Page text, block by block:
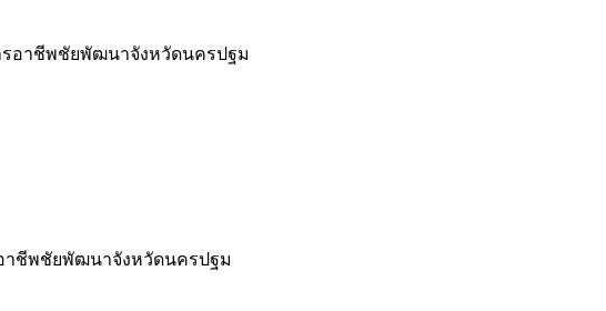
รอาชีพชัยพัฒนาจังหวัดนครปฐม
าชีพชัยพัฒนาจังหวัดนครปฐม